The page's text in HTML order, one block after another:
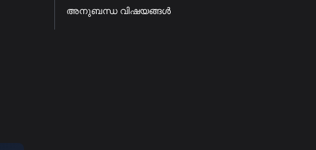
അനുബന്ധ വിഷയങ്ങൾ